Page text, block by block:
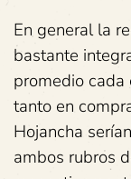
En general la
bastante
promedio cada
tanto en
Hojancha
ambos rubros